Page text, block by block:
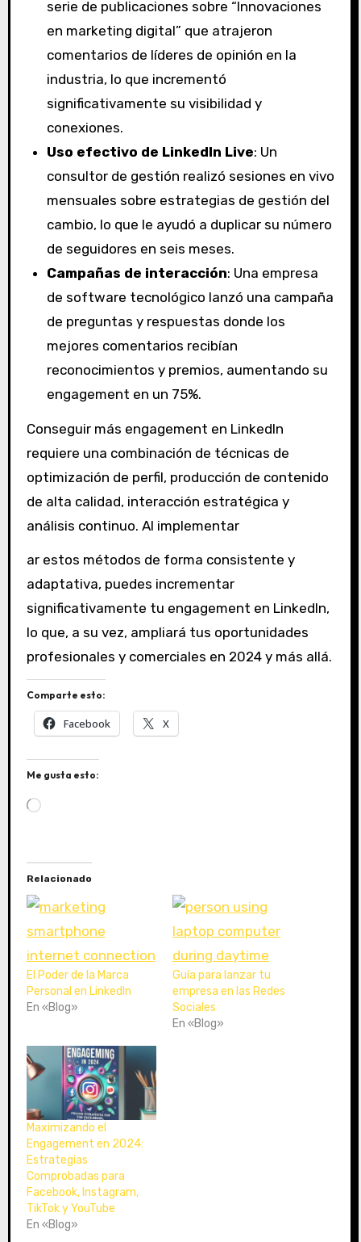
serie de publicaciones sobre “Innovaciones
en marketing digital” que atrajeron
comentarios de líderes de opinión en la
industria, lo que incrementó
significativamente su visibilidad y
conexiones.
Uso efectivo de LinkedIn Live: Un
consultor de gestión realizó sesiones en vivo
mensuales sobre estrategias de gestión del
cambio, lo que le ayudó a duplicar su número
de seguidores en seis meses.
Campañas de interacción: Una empresa
de software tecnológico lanzó una campaña
de preguntas y respuestas donde los
mejores comentarios recibían
reconocimientos y premios, aumentando su
engagement en un 75%.
Conseguir más engagement en LinkedIn
requiere una combinación de técnicas de
optimización de perfil, producción de contenido
de alta calidad, interacción estratégica y
análisis continuo. Al implementar
ar estos métodos de forma consistente y
adaptativa, puedes incrementar
significativamente tu engagement en LinkedIn,
lo que, a su vez, ampliará tus oportunidades
profesionales y comerciales en 2024 y más allá.
Comparte esto:
Facebook X
Me gusta esto:
a
n
o
.
.
.
Relacionado
El Poder de la Marca
Personal en LinkedIn
En «Blog»
Guía para lanzar tu
empresa en las Redes
Sociales
En «Blog»
Maximizando el
Engagement en 2024:
Estrategias
Comprobadas para
Facebook, Instagram,
TikTok y YouTube
En «Blog»